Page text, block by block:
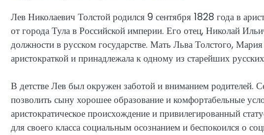
Лев Николаевич Толстой родился 9 сентября 1828 года в
от города Тула в Российской империи. Его отец, Николай
должности в русском государстве. Мать Льва Толстого,
аристократкой и принадлежала к одному из старейших
В детстве Лев был окружен заботой и вниманием родителей.
позволить сыну хорошее образование и комфортабельные
аристократическое происхождение и привилегированный
для своего класса социальным осознанием и беспокоился о